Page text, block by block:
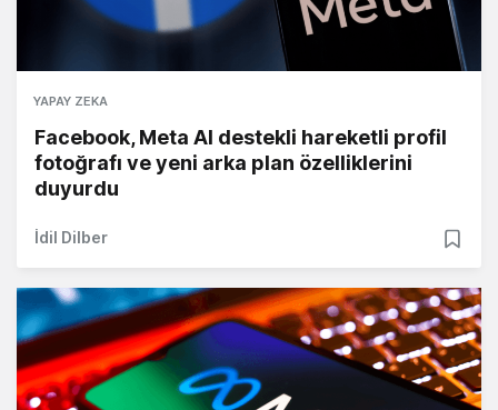
YAPAY ZEKA
Facebook, Meta AI destekli hareketli profil
fotoğrafı ve yeni arka plan özelliklerini
duyurdu
İdil Dilber